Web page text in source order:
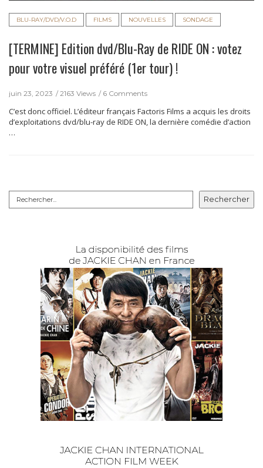
BLU-RAY/DVD/V.O.D FILMS NOUVELLES SONDAGE
[TERMINE] Edition dvd/Blu-Ray de RIDE ON : votez
pour votre visuel préféré (1er tour) !
juin 23, 2023 2163 Views 6 Comments
C’est donc officiel. L’éditeur français Factoris Films a acquis les droits
d’exploitations dvd/blu-ray de RIDE ON, la dernière comédie d’action
…
Rechercher
Rechercher